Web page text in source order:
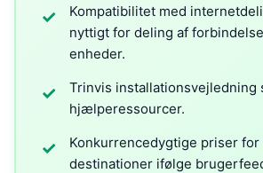
✓
Kompatibilitet med
nyttigt for deling af
enheder.
✓
Trinvis installationsvejledning
hjælperessourcer.
✓
Konkurrencedygtige priser for
destinationer ifølge